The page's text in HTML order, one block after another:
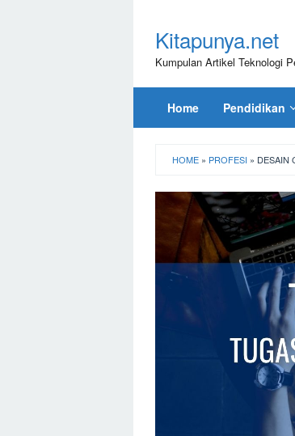
kontenKitapunya.net
Kumpulan Artikel Teknologi
Home Pendidikan
HOME » PROFESI » DESAIN